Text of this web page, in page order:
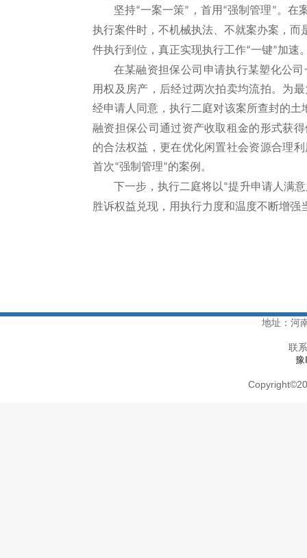
坚持“一案一策” ，首用 “强制管理”。在
执行案件时，不机械执法、不就案办案，而
件执行到位，真正实现执行工作“一键”加速
在某融资担保公司申请执行某塑化公
用权及房产，后经过两次拍卖均流拍。为
经申请人同意，执行二庭对该案所查封的土
融资担保公司通过资产收取租金的形式获
的合法权益，更在优化闲置社会资源合理
首次“强制管理”的案例。
下一步，执行二庭将以“提升申请人满
胜诉权益兑现，用执行力度和温度不断增强
地址：河
联
豫
Copyright©